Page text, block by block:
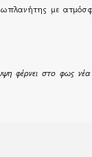
με
φέρνει στο φως νέα